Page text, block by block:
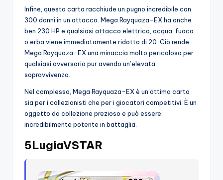
Infine, questa carta racchiude un pugno incredibile con
300 danni in un attacco. Mega Rayquaza-EX ha anche
ben 230 HP e qualsiasi attacco elettrico, acqua, fuoco
o erba viene immediatamente ridotto di 20. Ciò rende
Mega Rayquaza-EX una minaccia molto pericolosa per
qualsiasi avversario pur avendo un’elevata
sopravvivenza.
Nel complesso, Mega Rayquaza-EX è un’ottima carta
sia per i collezionisti che per i giocatori competitivi. È un
oggetto da collezione prezioso e può essere
incredibilmente potente in battaglia.
5LugiaVSTAR